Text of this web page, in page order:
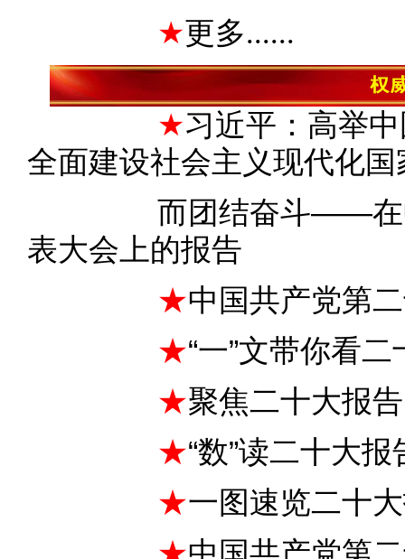
★更多......
★习近平：高举
全面建设社会主义现代化国
而团结奋斗——在
表大会上的报告
★中国共产党第
★“一”文带你看
★聚焦二十大报
★“数”读二十大报
★一图速览二十